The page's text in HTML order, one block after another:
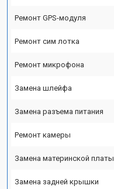
Ремонт GPS-модуля
Ремонт сим лотка
Ремонт микрофона
Замена шлейфа
Замена разъема питания
Ремонт камеры
Замена материнской платы
Замена задней крышки